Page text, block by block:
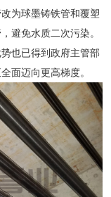
为球墨铸铁管和覆塑
避免水质二次污染。
也已得到政府主管部
面迈向更高梯度。